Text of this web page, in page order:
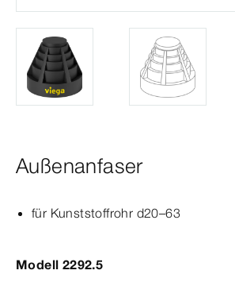
Außenanfaser
für Kunststoffrohr d20–63
Modell 2292.5